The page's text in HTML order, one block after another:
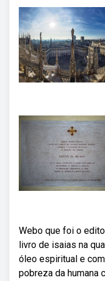
Webo que foi o
livro de isaias na
óleo espiritual e
pobreza da humana